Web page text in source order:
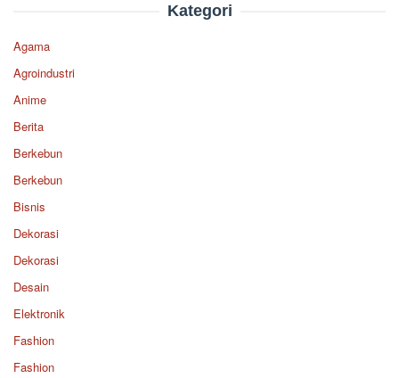
Kategori
Agama
Agroindustri
Anime
Berita
Berkebun
Berkebun
Bisnis
Dekorasi
Dekorasi
Desain
Elektronik
Fashion
Fashion